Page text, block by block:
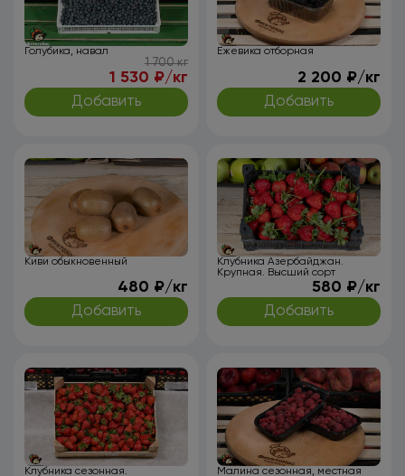
Голубика, навал
1 700 кг
1 530 ₽/кг
Добавить
Ежевика отборная
2 200 ₽/кг
Добавить
Киви обыкновенный
480 ₽/кг
Добавить
Клубника Азербайджан.
Крупная. Высший сорт
580 ₽/кг
Добавить
Клубника сезонная. Малина сезонная, местная